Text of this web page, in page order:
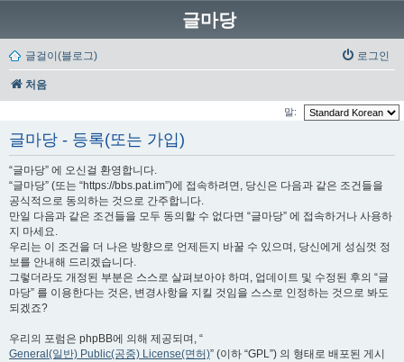
글마당
글걸이(블로그) 로그인
처음
말:
글마당 - 등록(또는 가입)
“글마당” 에 오신걸 환영합니다.
“글마당” (또는 “https://bbs.pat.im”)에 접속하려면, 당신은 다음과 같은 조건들을
공식적으로 동의하는 것으로 간주합니다.
만일 다음과 같은 조건들을 모두 동의할 수 없다면 “글마당” 에 접속하거나 사용하
지 마세요.
우리는 이 조건을 더 나은 방향으로 언제든지 바꿀 수 있으며, 당신에게 성심껏 정
보를 안내해 드리겠습니다.
그렇더라도 개정된 부분은 스스로 살펴보아야 하며, 업데이트 및 수정된 후의 “글
마당” 를 이용한다는 것은, 변경사항을 지킬 것임을 스스로 인정하는 것으로 봐도
되겠죠?
우리의 포럼은 phpBB에 의해 제공되며, “
General(일반) Public(공중) License(면허)” (이하 “GPL”) 의 형태로 배포된 게시